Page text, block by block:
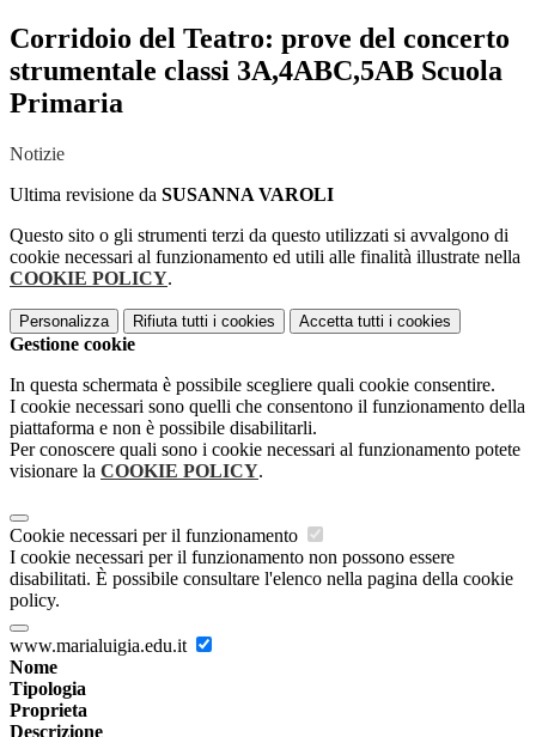
Corridoio del Teatro: prove del concerto
strumentale classi 3A,4ABC,5AB Scuola
Primaria
Notizie
Ultima revisione da SUSANNA VAROLI
Questo sito o gli strumenti terzi da questo utilizzati si avvalgono di
cookie necessari al funzionamento ed utili alle finalità illustrate nella
COOKIE POLICY.
Personalizza Rifiuta tutti i cookies Accetta tutti i cookies
Gestione cookie
In questa schermata è possibile scegliere quali cookie consentire.
I cookie necessari sono quelli che consentono il funzionamento della
piattaforma e non è possibile disabilitarli.
Per conoscere quali sono i cookie necessari al funzionamento potete
visionare la COOKIE POLICY.
Cookie necessari per il funzionamento
I cookie necessari per il funzionamento non possono essere
disabilitati. È possibile consultare l'elenco nella pagina della cookie
policy.
www.marialuigia.edu.it
Nome
Tipologia
Proprieta
Descrizione